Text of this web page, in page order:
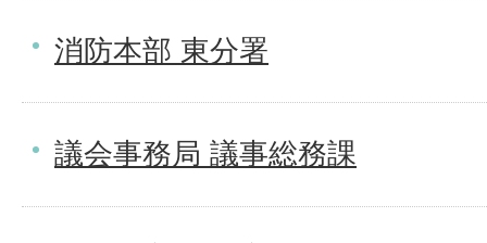
消防本部 東分署
議会事務局 議事総務課